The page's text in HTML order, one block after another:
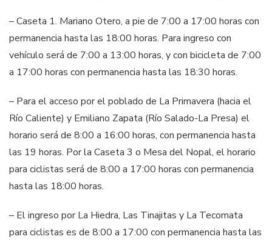
– Caseta 1. Mariano Otero, a pie de 7:00 a 17:00 horas con
permanencia hasta las 18:00 horas. Para ingreso con
vehículo será de 7:00 a 13:00 horas, y con bicicleta de 7:00
a 17:00 horas con permanencia hasta las 18:30 horas.
– Para el acceso por el poblado de La Primavera (hacia el
Río Caliente) y Emiliano Zapata (Río Salado-La Presa) el
horario será de 8:00 a 16:00 horas, con permanencia hasta
las 19 horas. Por la Caseta 3 o Mesa del Nopal, el horario
para ciclistas será de 8:00 a 17:00 horas con permanencia
hasta las 18:00 horas.
– El ingreso por La Hiedra, Las Tinajitas y La Tecomata
para ciclistas es de 8:00 a 17:00 con permanencia hasta las